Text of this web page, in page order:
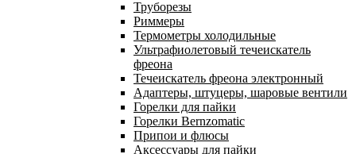
Труборезы
Риммеры
Термометры холодильные
Ультрафиолетовый течеискатель
фреона
Течеискатель фреона электронный
Адаптеры, штуцеры, шаровые вентили
Горелки для пайки
Горелки Bernzomatic
Припои и флюсы
Аксессуары для пайки